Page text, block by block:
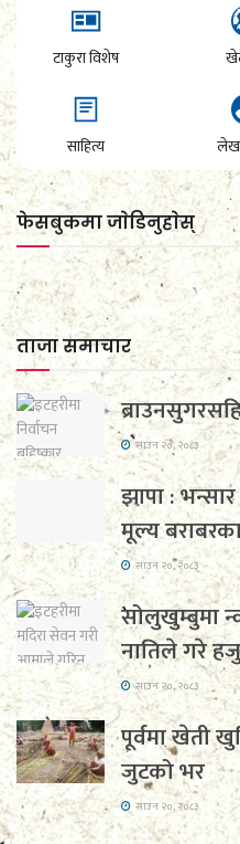
टाकुरा विशेष
साहित्य
फेसबुकमा जाेडिनुहाेस्
ताजा समाचार
साउन २०, २०८३
झापा :
मूल्य
साउन २०, २०८३
सोलुखुम्बुमा
नातिले गरे
साउन २०, २०८३
पूर्वमा खेती
जुटको भर
साउन २०, २०८३